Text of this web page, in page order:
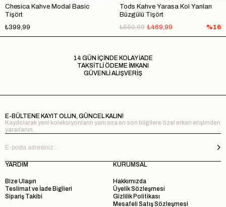
Chesica Kahve Modal Basic
Tişört
₺399,99
Tods Kahve Yarasa Kol Yanları
Büzgülü Tişört
₺469,99
₺559,99 %16
14 GÜN İÇİNDE KOLAY İADE
TAKSİTLİ ÖDEME İMKANI
GÜVENLİ ALIŞVERİŞ
E-BÜLTENE KAYIT OLUN, GÜNCEL KALIN!
Kaydolarak yeni koleksiyonların yanı sıra en son bilgilere özel erken erişimden
yararlanın.
YARDIM
Bize Ulaşın
Teslimat ve İade Biglieri
Sipariş Takibi
KURUMSAL
Hakkımızda
Üyelik Sözleşmesi
Gizlilik Politikası
Mesafeli Satış Sözleşmesi